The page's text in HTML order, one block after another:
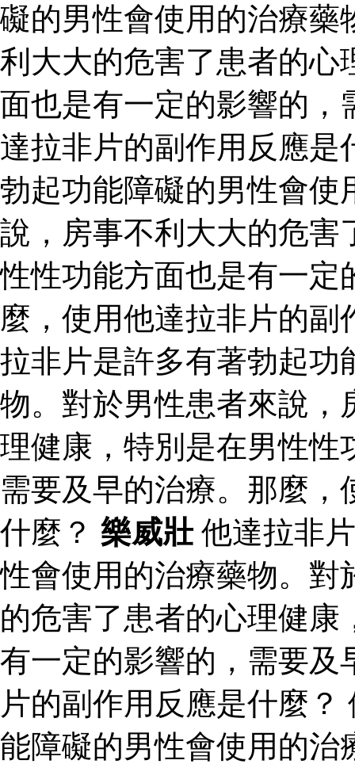
礙的男性會使用的治療藥
利大大的危害了患者的心
面也是有一定的影響的，
達拉非片的副作用反應是
勃起功能障礙的男性會使
說，房事不利大大的危害
性性功能方面也是有一定
麼，使用他達拉非片的
拉非片是許多有著勃起功
物。對於男性患者來說，
理健康，特別是在男性性
需要及早的治療。那麼
什麼？ 樂威壯他達拉非
性會使用的治療藥物。對
的危害了患者的心理健
有一定的影響的，需要及
片的副作用反應是什麼
能障礙的男性會使用的治